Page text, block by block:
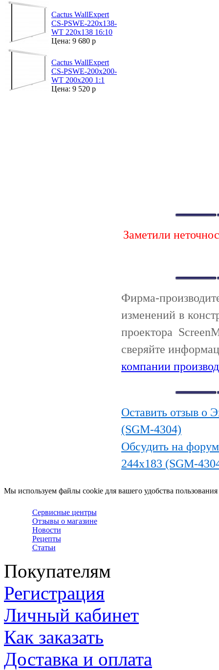
Cactus WallExpert
CS-PSWE-220x138-
WT 220х138 16:10
Цена: 9 680 р
Cactus WallExpert
CS-PSWE-200x200-
WT 200х200 1:1
Цена: 9 520 р
Заметили
Фирма-
изменений в
проектора
сверяйте
компании
Оставить отзыв о
(SGM-4304)
Обсудить на
244x183 (SGM-
Мы используем файлы cookie для вашего удобства
Сервисные центры
Отзывы о магазине
Новости
Рецепты
Статьи
Покупателям
Регистрация
Личный кабинет
Как заказать
Доставка и оплата